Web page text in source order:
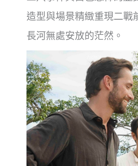
造型與場景精緻重現二戰
長河無處安放的茫然。